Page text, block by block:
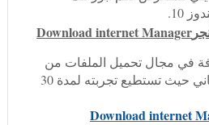
10.
Download internet Manager
في مجال تحميل الملفات من
الانترنت ولكنه ليس مجاني حيث تستطيع تجربته لمدة 30
Download internet